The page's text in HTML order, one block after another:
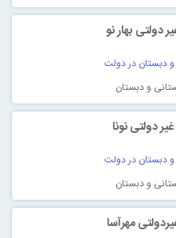
دولتی بهار نو
دبستان در دولت
و دبستان
دولتی نونا
دبستان در دولت
و دبستان
مهرآسا